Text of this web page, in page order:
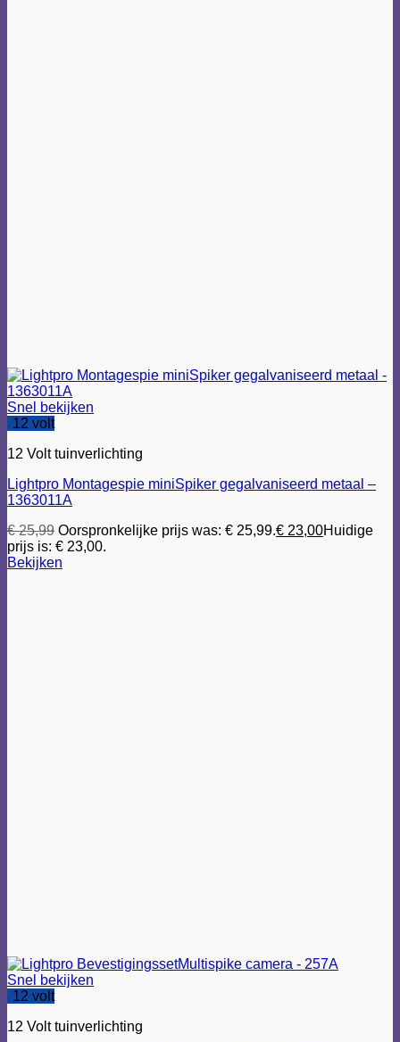
Snel bekijken
12 volt
12 Volt tuinverlichting
Lightpro Montagespie miniSpiker gegalvaniseerd metaal –
1363011A
€25,99 Oorspronkelijke prijs was: € 25,99.€ 23,00Huidige
prijs is: € 23,00.
Bekijken
Snel bekijken
12 volt
12 Volt tuinverlichting